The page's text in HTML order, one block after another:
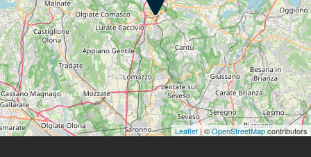
Leaflet | ©OpenStreetMapcontributors